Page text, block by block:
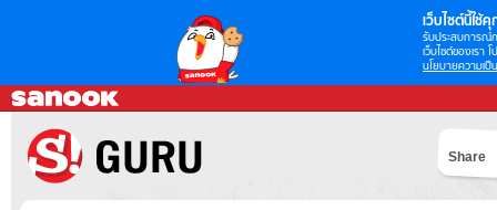
เว็บไซต์นี้ใช้คุ
รับประสบการณ์
เว็บไซต์ของเรา
นโยบายความเป็
Share